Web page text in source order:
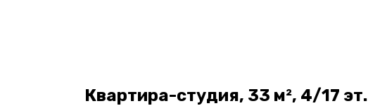
Квартира-студия, 33 м², 4/17 эт.